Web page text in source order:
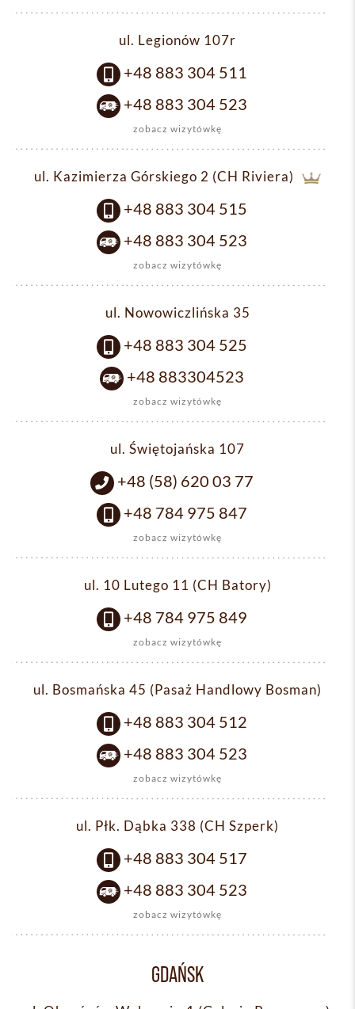
ul. Legionów 107r
+48 883 304 511
+48 883 304 523
zobacz wizytówkę
ul. Kazimierza Górskiego 2 (CH Riviera)
+48 883 304 515
+48 883 304 523
zobacz wizytówkę
ul. Nowowiczlińska 35
+48 883 304 525
+48 883304523
zobacz wizytówkę
ul. Świętojańska 107
+48 (58) 620 03 77
+48 784 975 847
zobacz wizytówkę
ul. 10 Lutego 11 (CH Batory)
+48 784 975 849
zobacz wizytówkę
ul. Bosmańska 45 (Pasaż Handlowy Bosman)
+48 883 304 512
+48 883 304 523
zobacz wizytówkę
ul. Płk. Dąbka 338 (CH Szperk)
+48 883 304 517
+48 883 304 523
zobacz wizytówkę
GDAŃSK